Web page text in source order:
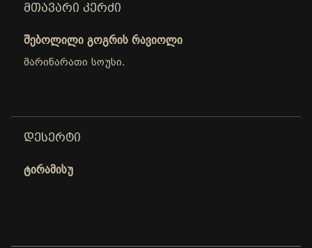
ᲛᲗᲐᲕᲐᲠᲘ ᲙᲔᲠᲫᲘ
შებოლილი გოგრის რავიოლი
მარინარათი სოუსი.
ᲓᲔᲡᲔᲠᲢᲘ
ტირამისუ